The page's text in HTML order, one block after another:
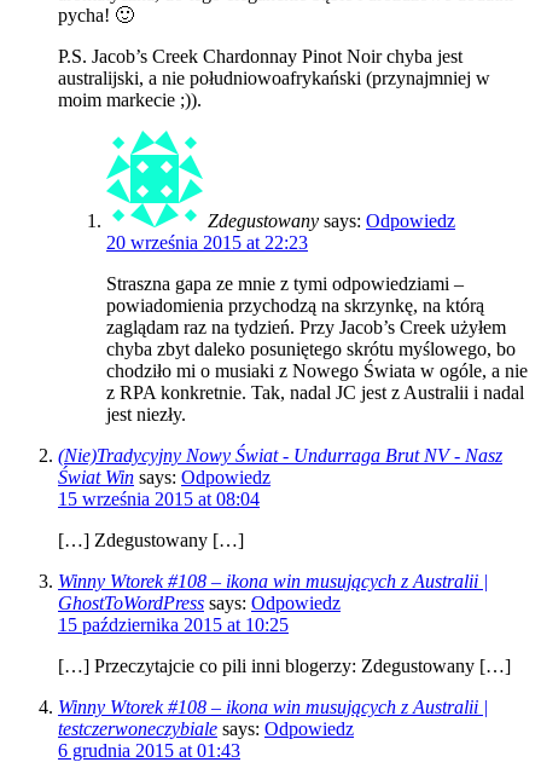
pycha! 🙂
P.S. Jacob’s Creek Chardonnay Pinot Noir chyba jest
australijski, a nie południowoafrykański (przynajmniej w
moim markecie ;)).
Zdegustowany says: Odpowiedz
20 września 2015 at 22:23
Straszna gapa ze mnie z tymi odpowiedziami –
powiadomienia przychodzą na skrzynkę, na którą
zaglądam raz na tydzień. Przy Jacob’s Creek użyłem
chyba zbyt daleko posuniętego skrótu myślowego, bo
chodziło mi o musiaki z Nowego Świata w ogóle, a nie
z RPA konkretnie. Tak, nadal JC jest z Australii i nadal
jest niezły.
(Nie)Tradycyjny Nowy Świat - Undurraga Brut NV - Nasz
Świat Win says: Odpowiedz
15 września 2015 at 08:04
[…] Zdegustowany […]
Winny Wtorek #108 – ikona win musujących z Australii |
GhostToWordPress says: Odpowiedz
15 października 2015 at 10:25
[…] Przeczytajcie co pili inni blogerzy: Zdegustowany […]
Winny Wtorek #108 – ikona win musujących z Australii |
testczerwoneczybiale says: Odpowiedz
6 grudnia 2015 at 01:43